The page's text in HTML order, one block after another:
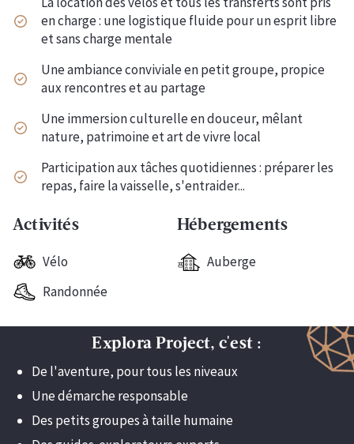
en charge : une logistique fluide pour un esprit libre
et sans charge mentale
Une ambiance conviviale en petit groupe, propice
aux rencontres et au partage
Une immersion culturelle en douceur, mêlant
nature, patrimoine et art de vivre local
Participation aux tâches quotidiennes : préparer les
repas, faire la vaisselle, s'entraider...
Activités
Vélo
Randonnée
Hébergements
Auberge
Explora Project, c'est :
De l'aventure, pour tous les niveaux
Une démarche responsable
Des petits groupes à taille humaine